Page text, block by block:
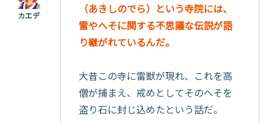
（あきしのでら）という寺院には、
雷やへそに関する不思議な伝説が語
り継がれているんだ。
大昔この寺に雷獣が現れ、これを高
僧が捕まえ、戒めとしてそのへそを
盗り石に封じ込めたという話だ。